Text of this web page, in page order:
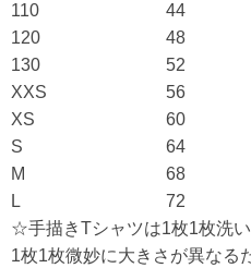
110
44
120
48
130
52
XXS
56
XS
60
S
64
M
68
L
72
☆手描きTシャツは1枚1枚洗
1枚1枚微妙に大きさが異なる